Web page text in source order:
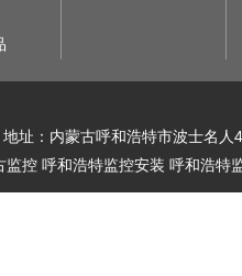
地址：内蒙古呼和浩特市波士名
监控 呼和浩特监控安装 呼和浩特